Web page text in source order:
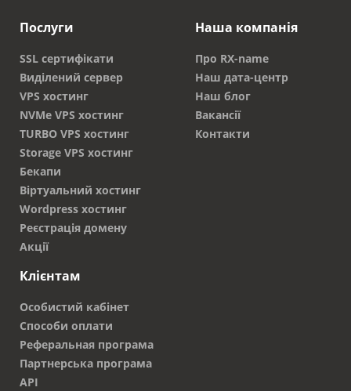
Послуги
SSL сертифікати
Виділений сервер
VPS хостинг
NVMe VPS хостинг
TURBO VPS хостинг
Storage VPS хостинг
Бекапи
Віртуальний хостинг
Wordpress хостинг
Реєстрація домену
Акції
Наша компанія
Про RX-name
Наш дата-центр
Наш блог
Вакансії
Контакти
Клієнтам
Особистий кабінет
Способи оплати
Реферальная програма
Партнерська програма
API